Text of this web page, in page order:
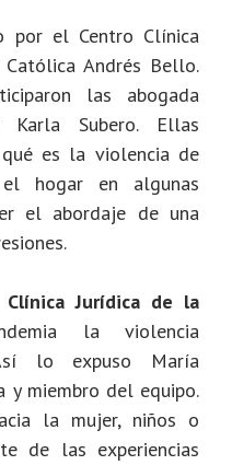
por el Centro Clínica
Andrés Bello.
las abogada
Subero. Ellas
es la violencia de
hogar en algunas
el abordaje de una
Jurídica de la
la violencia
lo expuso María
y miembro del equipo.
la mujer, niños o
de las experiencias